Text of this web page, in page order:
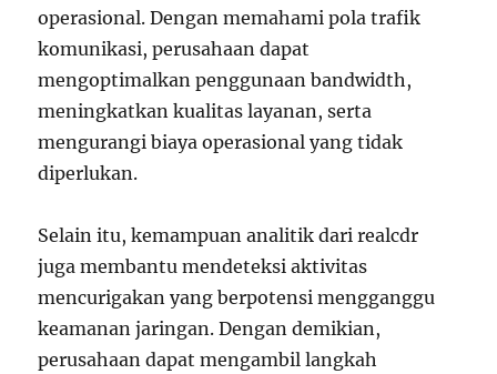
operasional. Dengan memahami pola trafik
komunikasi, perusahaan dapat
mengoptimalkan penggunaan bandwidth,
meningkatkan kualitas layanan, serta
mengurangi biaya operasional yang tidak
diperlukan.
Selain itu, kemampuan analitik dari realcdr
juga membantu mendeteksi aktivitas
mencurigakan yang berpotensi mengganggu
keamanan jaringan. Dengan demikian,
perusahaan dapat mengambil langkah